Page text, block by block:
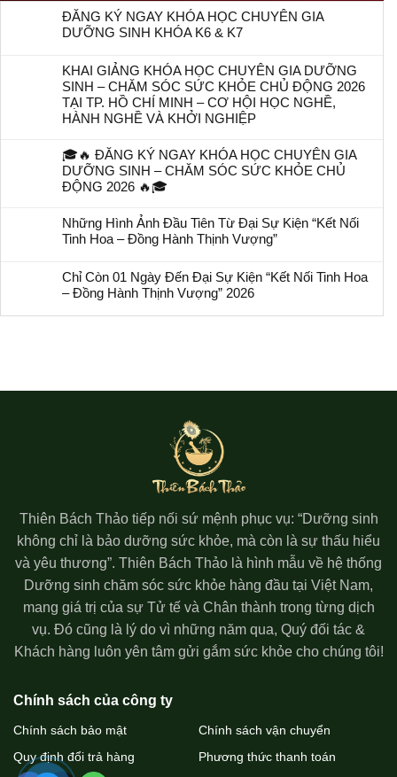
ĐĂNG KÝ NGAY KHÓA HỌC CHUYÊN GIA
DƯỠNG SINH KHÓA K6 & K7
KHAI GIẢNG KHÓA HỌC CHUYÊN GIA DƯỠNG
SINH – CHĂM SÓC SỨC KHỎE CHỦ ĐỘNG 2026
TẠI TP. HỒ CHÍ MINH – CƠ HỘI HỌC NGHỀ,
HÀNH NGHỀ VÀ KHỞI NGHIỆP
🎓🔥 ĐĂNG KÝ NGAY KHÓA HỌC CHUYÊN GIA
DƯỠNG SINH – CHĂM SÓC SỨC KHỎE CHỦ
ĐỘNG 2026 🔥🎓
Những Hình Ảnh Đầu Tiên Từ Đại Sự Kiện “Kết Nối
Tinh Hoa – Đồng Hành Thịnh Vượng”
Chỉ Còn 01 Ngày Đến Đại Sự Kiện “Kết Nối Tinh Hoa
– Đồng Hành Thịnh Vượng” 2026
Thiên Bách Thảo tiếp nối sứ mệnh phục vụ: “Dưỡng sinh
không chỉ là bảo dưỡng sức khỏe, mà còn là sự thấu hiểu
và yêu thương”. Thiên Bách Thảo là hình mẫu về hệ thống
Dưỡng sinh chăm sóc sức khỏe hàng đầu tại Việt Nam,
mang giá trị của sự Tử tế và Chân thành trong từng dịch
vụ. Đó cũng là lý do vì những năm qua, Quý đối tác &
Khách hàng luôn yên tâm gửi gắm sức khỏe cho chúng tôi!
Chính sách của công ty
Chính sách bảo mật
Chính sách vận chuyển
Quy định đổi trả hàng
Phương thức thanh toán